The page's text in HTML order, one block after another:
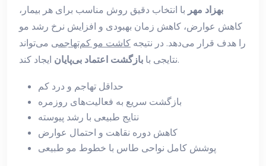
بهزاد مهر با انتخاب دقیق روش مناسب برای هر بیمار،
کاهش عوارض، کاهش زمان بهبودی و افزایش نرخ رشد مو
را هدف قرار می‌دهد. در نتیجه کاشت مو کم‌تهاجمی می‌تواند
نتایجی با بازگشت اعتماد بی‌پایان ایجاد کند.
حداقل تهاجم و درد کم
بازگشت سریع به فعالیت‌های روزمره
نتایج طبیعی با رشد پیوسته
کاهش دوره نقاهت و احتمال عوارض
پوشش کامل نواحی طاس با خطوط مو طبیعی